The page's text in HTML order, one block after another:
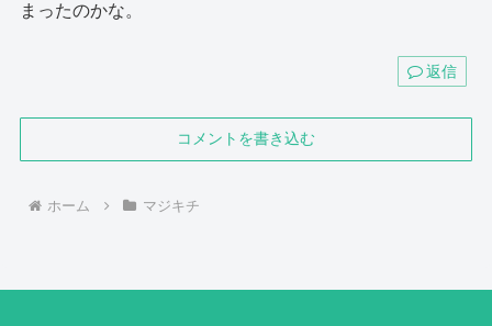
まったのかな。
返信
コメントを書き込む
ホーム マジキチ